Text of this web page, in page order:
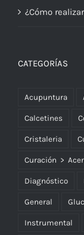
¿Cómo
CATEGORÍAS
Acupuntura
Calcetines
Cristaleria
Curación >
Diagnóstico
General
Instrumental